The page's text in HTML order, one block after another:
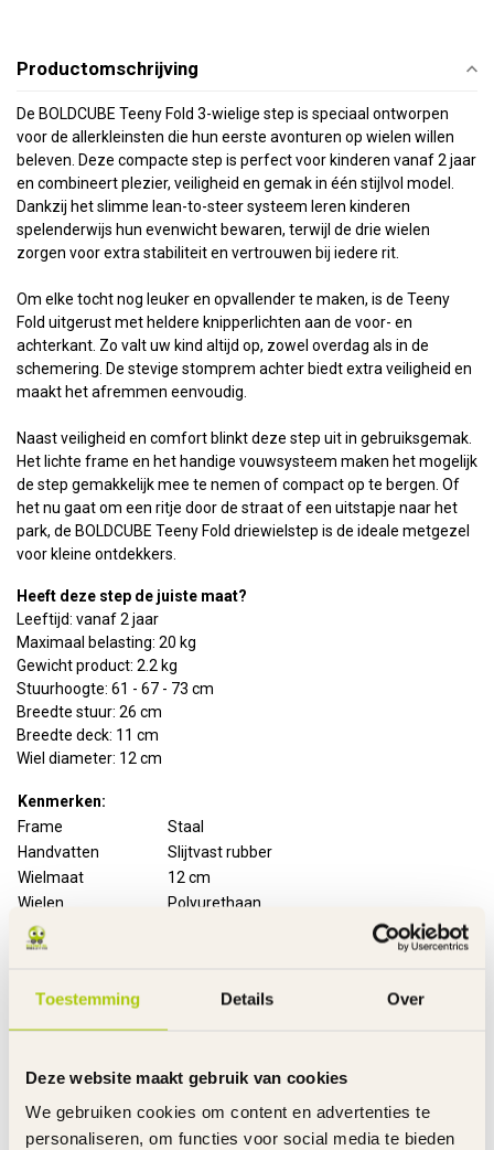
Toestemming Details Over
Deze website maakt gebruik van cookies
We gebruiken cookies om content en advertenties te
personaliseren, om functies voor social media te bieden
Productomschrijving
De BOLDCUBE Teeny Fold 3-wielige step is speciaal ontworpen
voor de allerkleinsten die hun eerste avonturen op wielen willen
beleven. Deze compacte step is perfect voor kinderen vanaf 2 jaar
en combineert plezier, veiligheid en gemak in één stijlvol model.
Dankzij het slimme lean-to-steer systeem leren kinderen
spelenderwijs hun evenwicht bewaren, terwijl de drie wielen
zorgen voor extra stabiliteit en vertrouwen bij iedere rit.
Om elke tocht nog leuker en opvallender te maken, is de Teeny
Fold uitgerust met heldere knipperlichten aan de voor- en
achterkant. Zo valt uw kind altijd op, zowel overdag als in de
schemering. De stevige stomprem achter biedt extra veiligheid en
maakt het afremmen eenvoudig.
Naast veiligheid en comfort blinkt deze step uit in gebruiksgemak.
Het lichte frame en het handige vouwsysteem maken het mogelijk
de step gemakkelijk mee te nemen of compact op te bergen. Of
het nu gaat om een ritje door de straat of een uitstapje naar het
park, de BOLDCUBE Teeny Fold driewielstep is de ideale metgezel
voor kleine ontdekkers.
Heeft deze step de juiste maat?
Leeftijd: vanaf 2 jaar
Maximaal belasting: 20 kg
Gewicht product: 2.2 kg
Stuurhoogte: 61 - 67 - 73 cm
Breedte stuur: 26 cm
Breedte deck: 11 cm
Wiel diameter: 12 cm
Kenmerken:
Frame
Staal
Handvatten
Slijtvast rubber
Wielmaat
12 cm
Wielen
Polyurethaan
Rem achter
Stuurtype
Montagetijd
10 minuten
Inclusief
Link
De gehele rubriek Driewiel Step